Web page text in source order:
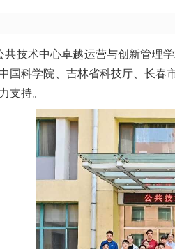
共技术中心卓越运营与创新管理
国科学院
吉林省科技厅、长春
支持。